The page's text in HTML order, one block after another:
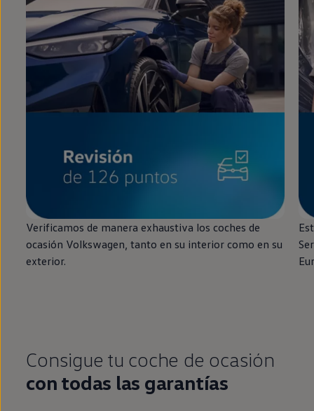
Verificamos de manera exhaustiva los coches de
ocasión Volkswagen , tanto en su interior como en su
exterior.
Consigue tu coche de ocasión
con todas las garantías